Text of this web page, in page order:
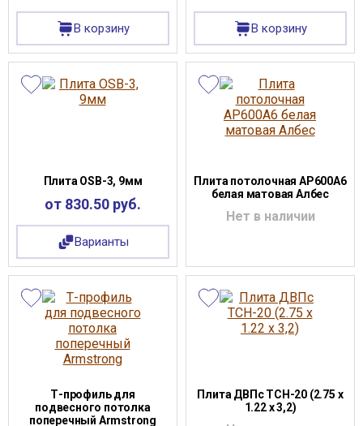
В корзину В корзину
Плита OSB-3, 9мм
от 830.50 руб.
Варианты
Плита потолочная AP600A6
белая матовая Албес
Нет в наличии
Т-профиль для
подвесного потолка
поперечный Armstrong
Плита ДВПс ТСН-20 (2.75 х
1.22 х 3,2)